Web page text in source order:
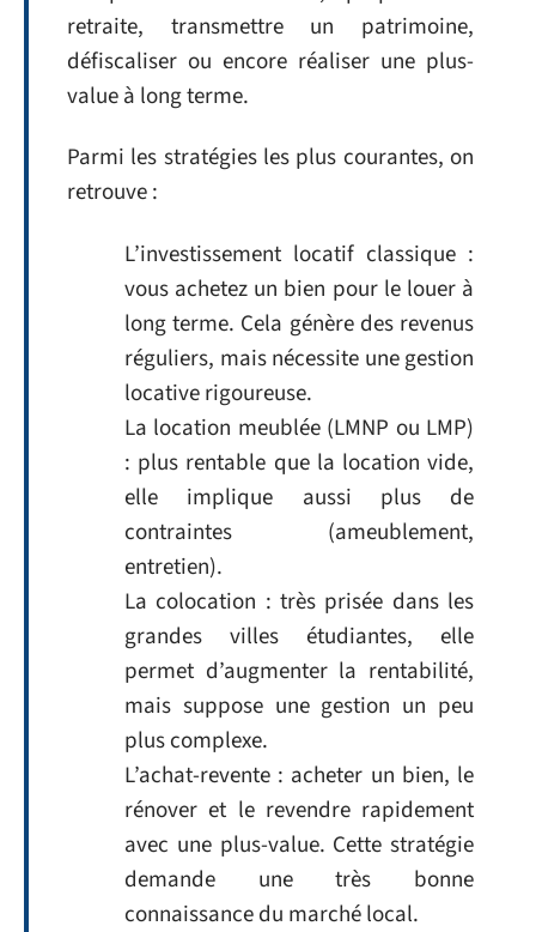
retraite, transmettre un patrimoine,
défiscaliser ou encore réaliser une plus-
value à long terme.
Parmi les stratégies les plus courantes, on
retrouve :
L’investissement locatif classique :
vous achetez un bien pour le louer à
long terme. Cela génère des revenus
réguliers, mais nécessite une gestion
locative rigoureuse.
La location meublée (LMNP ou LMP)
: plus rentable que la location vide,
elle implique aussi plus de
contraintes (ameublement,
entretien).
La colocation : très prisée dans les
grandes villes étudiantes, elle
permet d’augmenter la rentabilité,
mais suppose une gestion un peu
plus complexe.
L’achat-revente : acheter un bien, le
rénover et le revendre rapidement
avec une plus-value. Cette stratégie
demande une très bonne
connaissance du marché local.